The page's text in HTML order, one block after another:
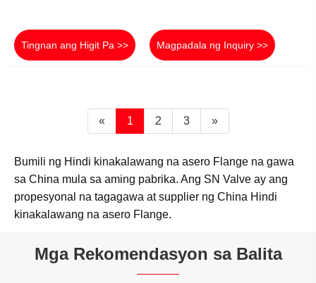
Tingnan ang Higit Pa >> Magpadala ng Inquiry >>
« 1 2 3 »
Bumili ng Hindi kinakalawang na asero Flange na gawa
sa China mula sa aming pabrika. Ang SN Valve ay ang
propesyonal na tagagawa at supplier ng China Hindi
kinakalawang na asero Flange.
Mga Rekomendasyon sa Balita